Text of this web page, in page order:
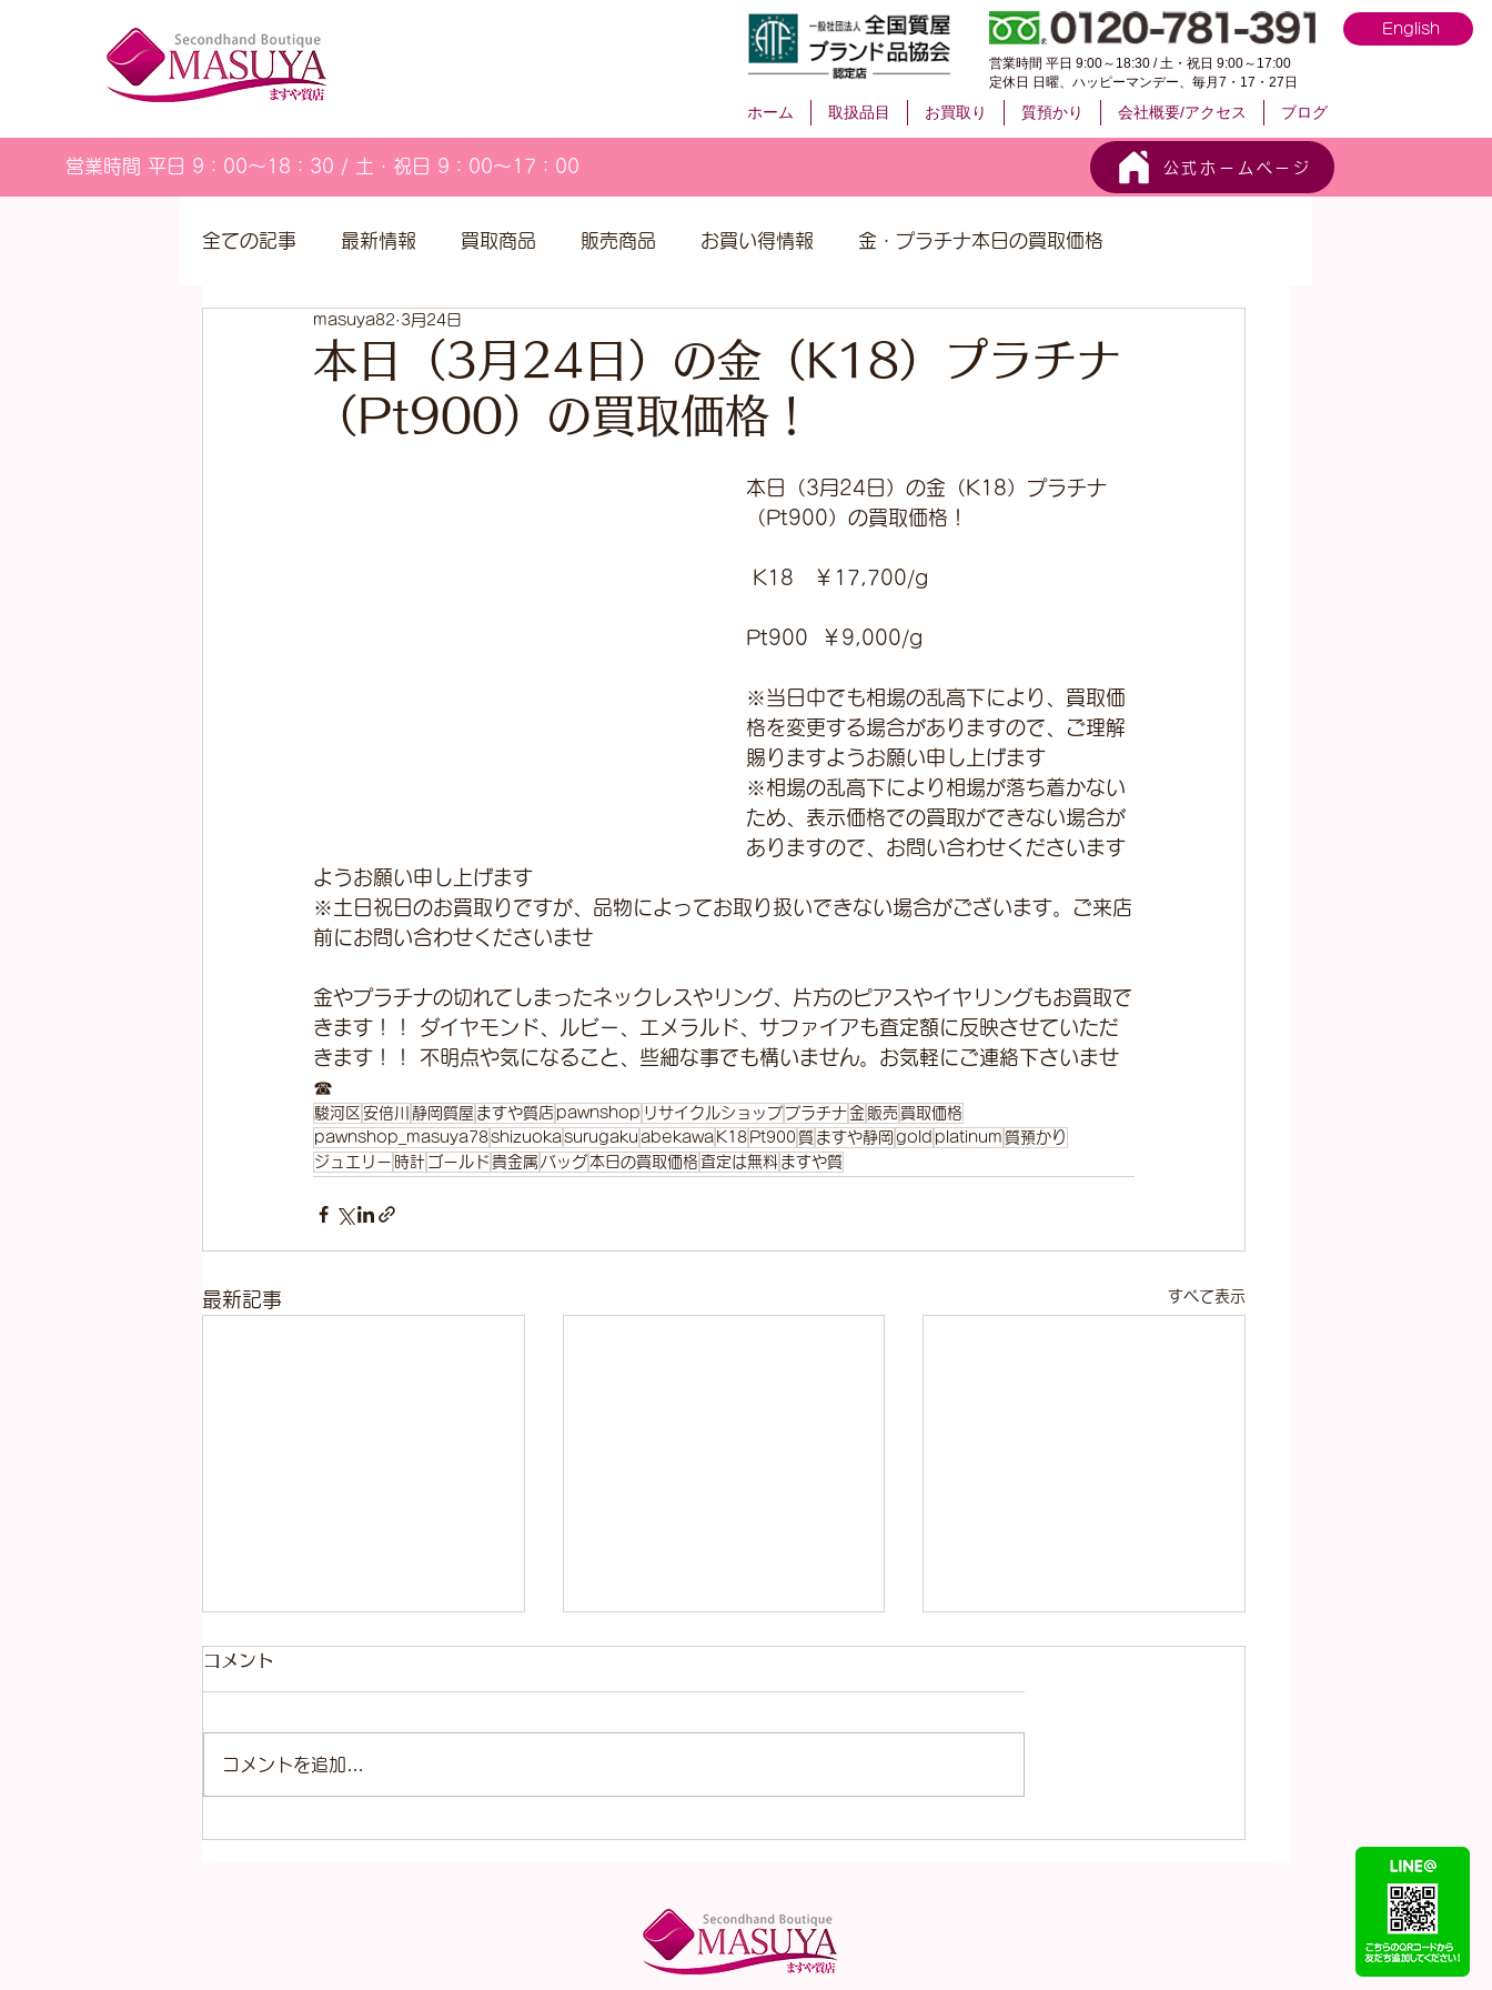
English
営業時間 平日 9:00～18:30 / 土・祝日 9:00～17:00
定休日 日曜、ハッピーマンデー、毎月7・17・27日
ホーム 取扱品目 お買取り 質預かり 会社概要/アクセス ブログ
営業時間 平日 9：00～18：30 / 土・祝日 9：00～17：00 公式ホームページ
全ての記事 最新情報 買取商品 販売商品 お買い得情報 金・プラチナ本日の買取価格
営業カレンダー
本日（3月24日）の金（K18）プラチナ
（Pt900）の買取価格！
masuya82 3月24日
本日（3月24日）の金（K18）プラチナ
（Pt900）の買取価格！
K18　￥17,700/g
Pt900  ￥9,000/g
※当日中でも相場の乱高下により、買取価
格を変更する場合がありますので、ご理解
賜りますようお願い申し上げます
※相場の乱高下により相場が落ち着かない
ため、表示価格での買取ができない場合が
ありますので、お問い合わせくださいます
ようお願い申し上げます
※土日祝日のお買取りですが、品物によってお取り扱いできない場合がございます。ご来店
前にお問い合わせくださいませ
金やプラチナの切れてしまったネックレスやリング、片方のピアスやイヤリングもお買取で
きます！！ ダイヤモンド、ルビー、エメラルド、サファイアも査定額に反映させていただ
きます！！ 不明点や気になること、些細な事でも構いません。お気軽にご連絡下さいませ
☎
駿河区 安倍川 静岡質屋 ますや質店 pawnshop リサイクルショップ プラチナ 金 販売 買取価格
pawnshop_masuya78shizuokasurugaku abekawa K18 Pt900質 ますや静岡 gold platinum 質預かり
ジュエリー 時計 ゴールド 貴金属 バッグ 本日の買取価格 査定は無料 ますや質
最新記事 すべて表示
８月7、8、9日は連休となり
ます。
まして、誠にありがとうございま
す。 ますや臨時休業のお知らせ
本日（8月6日）の金
（Pt900）の買取価格！
本日（8月5日）の金
コメント
コメントを追加…